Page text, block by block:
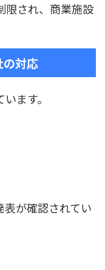
限され、商業施設
の対応
ます。
が確認されてい